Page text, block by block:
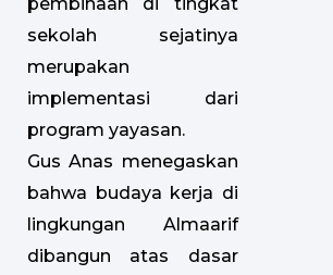
sekolah sejatinya
merupakan
implementasi dari
program yayasan.
Gus Anas menegaskan
bahwa budaya kerja di
lingkungan Almaarif
dibangun atas dasar